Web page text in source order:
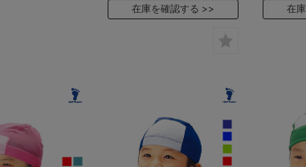
在庫を確認する
在